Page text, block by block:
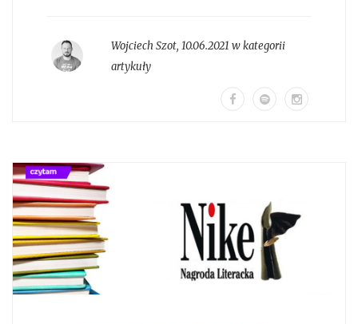
Wojciech Szot,10.06.2021 w kategorii
artykuły